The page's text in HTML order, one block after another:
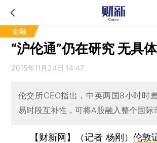
金融
“沪伦通”仍在研究 无具
2015年11月24日 14:47
伦交所CEO指出，中英两国8小时时
易时段互补性，可将A股融入整个国际
【财新网】（记者 杨刚） 伦敦